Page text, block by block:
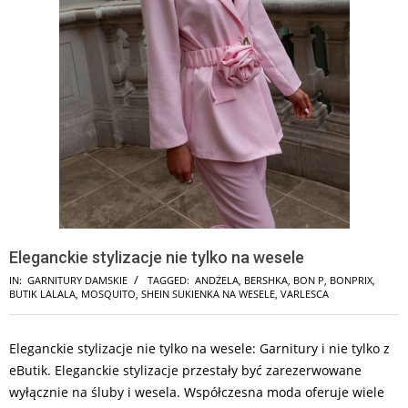
Eleganckie stylizacje nie tylko na wesele
IN: GARNITURY DAMSKIE TAGGED: ANDŻELA, BERSHKA, BON P, BONPRIX,
BUTIK LALALA, MOSQUITO, SHEIN SUKIENKA NA WESELE, VARLESCA
Eleganckie stylizacje nie tylko na wesele: Garnitury i nie tylko z
eButik. Eleganckie stylizacje przestały być zarezerwowane
wyłącznie na śluby i wesela. Współczesna moda oferuje wiele